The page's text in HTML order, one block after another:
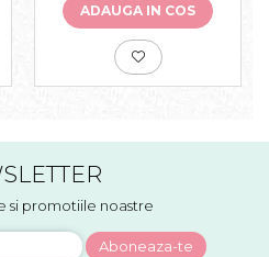
ADAUGA IN COS
si promotiile noastre